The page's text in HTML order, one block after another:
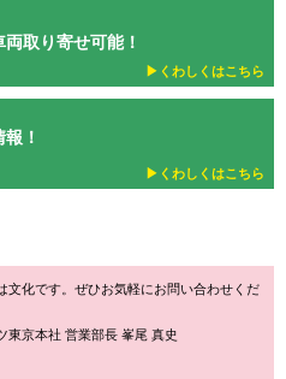
取り寄せ可能！
▶︎くわしくはこちら
！
▶︎くわしくはこちら
文化です。ぜひお気軽にお問い合わせくだ
東京本社 営業部長 峯尾 真史